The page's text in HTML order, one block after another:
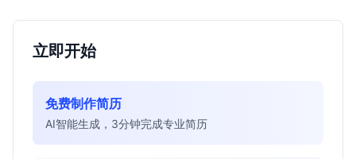
立即开始
免费制作简历
AI智能生成，3分钟完成专业简历